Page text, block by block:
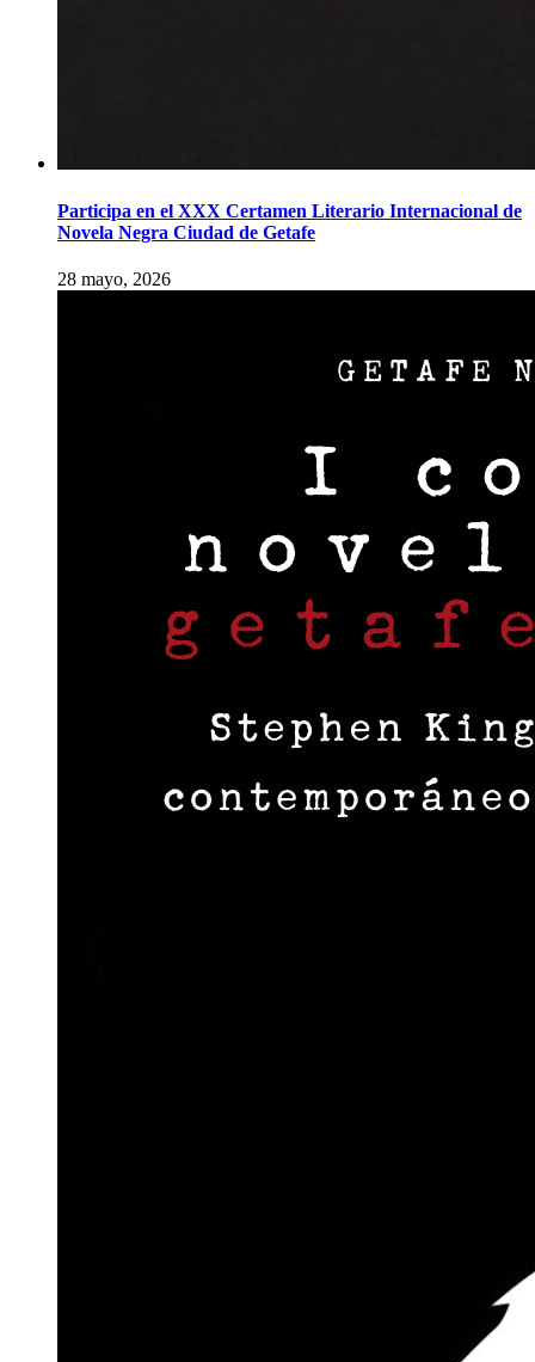
Participa en el XXX Certamen Literario Internacional de
Novela Negra Ciudad de Getafe
28 mayo, 2026